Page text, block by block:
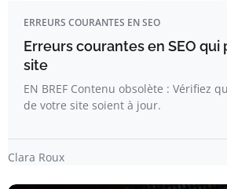
ERREURS COURANTES EN SEO
Erreurs courantes en SEO
site
EN BREF Contenu obsolète : Vérifiez
de votre site soient à jour.
Clara Roux